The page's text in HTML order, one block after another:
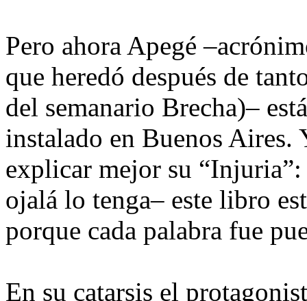
Pero ahora Apegé
que heredó después de
del semanario Brecha)–
instalado en Buenos Aires.
explicar mejor su
ojalá lo tenga– este libro
porque cada palabra fue
En su catarsis el